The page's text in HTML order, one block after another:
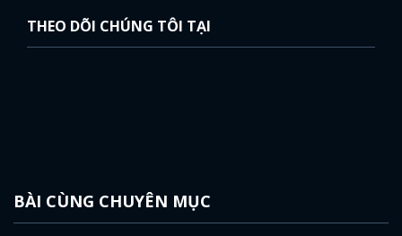
THEO DÕI CHÚNG TÔI TẠI
BÀI CÙNG CHUYÊN MỤC